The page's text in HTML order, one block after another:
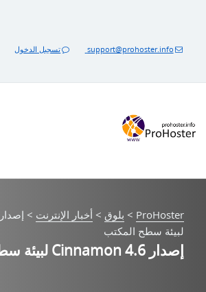
support@prohoster.info تسجيل الدخول
ProHoster
> بلوق > أخبار الإنترنت >
لبيئة سطح المكتب
إصدار Cinnamon 4.6 لبيئة سطح المكتب